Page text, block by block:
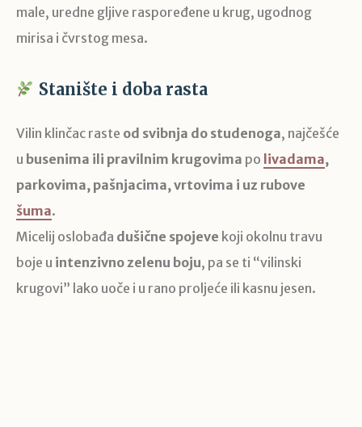
male, uredne gljive raspoređene u krug, ugodnog
mirisa i čvrstog mesa.
Stanište i doba rasta
Vilin klinčac raste od svibnja do studenoga, najčešće
u busenima ili pravilnim krugovima po livadama,
parkovima, pašnjacima, vrtovima i uz rubove
šuma.
Micelij oslobađa dušične spojeve koji okolnu travu
boje u intenzivno zelenu boju, pa se ti “vilinski
krugovi” lako uoče i u rano proljeće ili kasnu jesen.